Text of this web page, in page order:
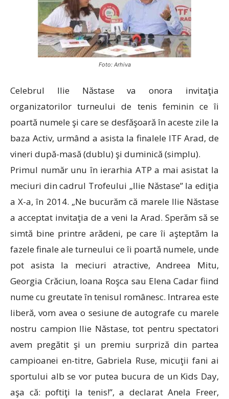
Foto: Arhiva
Celebrul Ilie Năstase va onora invitaţia
organizatorilor turneului de tenis feminin ce îi
poartă numele şi care se desfăşoară în aceste zile la
baza Activ, urmând a asista la finalele ITF Arad, de
vineri după-masă (dublu) şi duminică (simplu).
Primul număr unu în ierarhia ATP a mai asistat la
meciuri din cadrul Trofeului „Ilie Năstase” la ediţia
a X-a, în 2014. „Ne bucurăm că marele Ilie Năstase
a acceptat invitaţia de a veni la Arad. Sperăm să se
simtă bine printre arădeni, pe care îi aşteptăm la
fazele finale ale turneului ce îi poartă numele, unde
pot asista la meciuri atractive, Andreea Mitu,
Georgia Crăciun, Ioana Roşca sau Elena Cadar fiind
nume cu greutate în tenisul românesc. Intrarea este
liberă, vom avea o sesiune de autografe cu marele
nostru campion Ilie Năstase, tot pentru spectatori
avem pregătit şi un premiu surpriză din partea
campioanei en-titre, Gabriela Ruse, micuţii fani ai
sportului alb se vor putea bucura de un Kids Day,
aşa că: poftiţi la tenis!”, a declarat Anela Freer,